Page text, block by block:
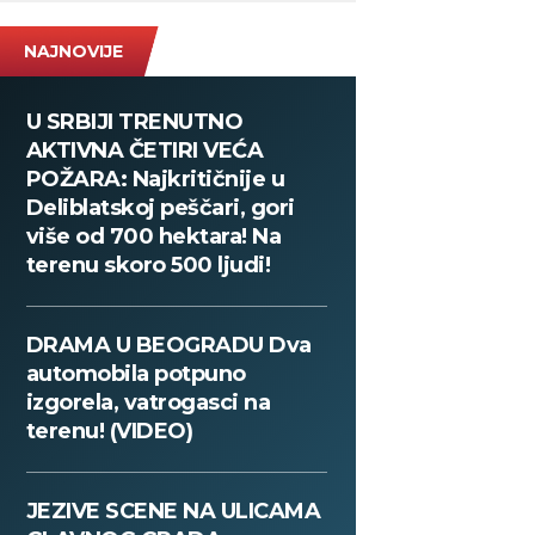
NAJNOVIJE
U SRBIJI TRENUTNO
AKTIVNA ČETIRI VEĆA
POŽARA: Najkritičnije u
Deliblatskoj peščari, gori
više od 700 hektara! Na
terenu skoro 500 ljudi!
DRAMA U BEOGRADU Dva
automobila potpuno
izgorela, vatrogasci na
terenu! (VIDEO)
JEZIVE SCENE NA ULICAMA